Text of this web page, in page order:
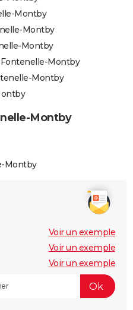
Montby
Montby
Montby
Montby
Montby
Montby
Montby
Voir un exemple
Voir un exemple
Voir un exemple